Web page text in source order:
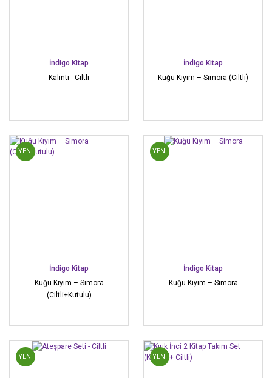
İndigo Kitap
Kalıntı - Ciltli
İndigo Kitap
Kuğu Kıyım – Simora (Ciltli)
YENİ
İndigo Kitap
Kuğu Kıyım – Simora
(Ciltli+Kutulu)
YENİ
İndigo Kitap
Kuğu Kıyım – Simora
YENİ YENİ